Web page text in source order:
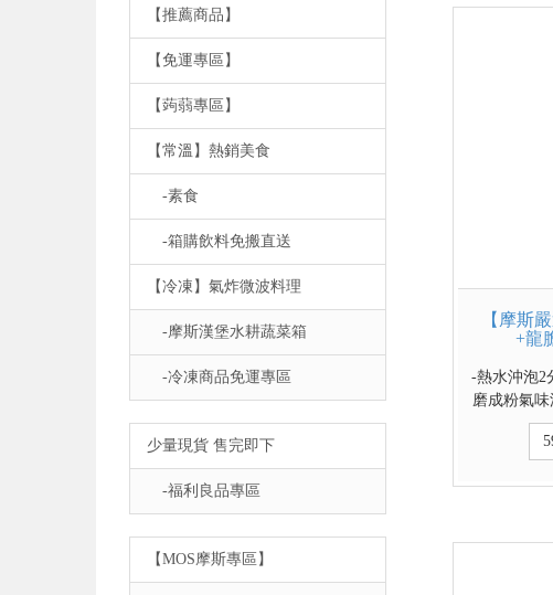
【推薦商品】
【免運專區】
【蒟蒻專區】
【常溫】熱銷美食
-素食
-箱購飲料免搬直送
【冷凍】氣炸微波料理
-摩斯漢堡水耕蔬菜箱
-冷凍商品免運專區
少量現貨 售完即下
-福利良品專區
【MOS摩斯專區】
【摩斯
+龍
-熱水沖泡2
磨成粉氣
勁 -